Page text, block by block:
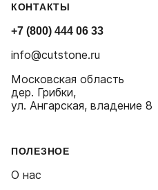
КОНТАКТЫ
+7 (800) 444 06 33
info@cutstone.ru
Московская область
дер. Грибки,
ул. Ангарская, владение 8
ПОЛЕЗНОЕ
О нас